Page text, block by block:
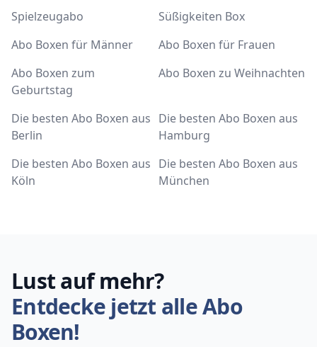
Spielzeugabo
Süßigkeiten Box
Abo Boxen für Männer
Abo Boxen für Frauen
Abo Boxen zum
Geburtstag
Abo Boxen zu Weihnachten
Die besten Abo Boxen aus
Berlin
Die besten Abo Boxen aus
Hamburg
Die besten Abo Boxen aus
Köln
Die besten Abo Boxen aus
München
Lust auf mehr?
Entdecke jetzt alle Abo
Boxen!